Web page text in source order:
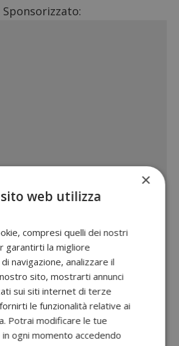
Sponsorizzato:
×
web utilizza
compresi quelli dei nostri
garantirti la migliore
navigazione, analizzare il
sito, mostrarti annunci
sui siti internet di terze
le funzionalità relative ai
Potrai modificare le tue
ogni momento accedendo